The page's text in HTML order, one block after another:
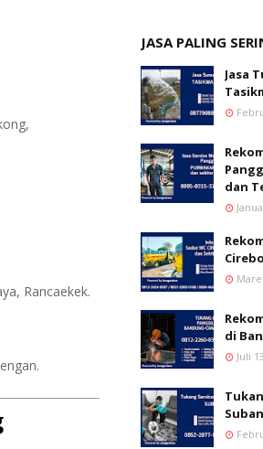
Rancaekek.
JASA PALING
Jasa
dan
di
Juli